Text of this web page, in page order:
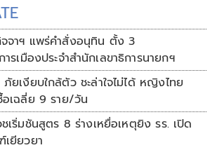
จจาฯ แพร่คำสั่งอนุทิน ตั้ง 3
ารเมืองประจำสำนักเลขาธิการนายกฯ
ภัยเงียบใกล้ตัว ชะล่าใจไม่ได้ หญิงไทย
อเฉลี่ย 9 ราย/วัน
เริ่มชันสูตร 8 ร่างเหยื่อเหตุยิง รร. เปิด
เยียวยา